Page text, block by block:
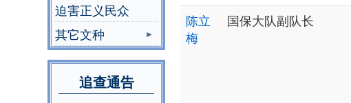
迫害正义民众
其它文种
追查通告
陈立
梅
国保大队副队长